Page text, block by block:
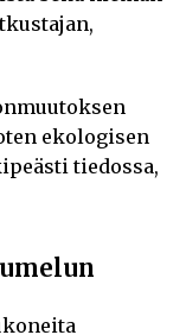
ekologisen
tiedossa,